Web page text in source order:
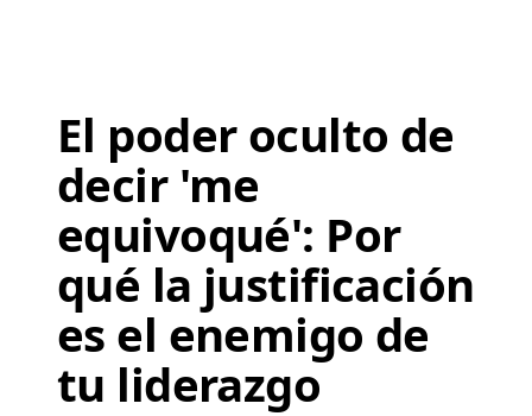
El poder oculto de
decir 'me
equivoqué': Por
qué la justificación
es el enemigo de
tu liderazgo